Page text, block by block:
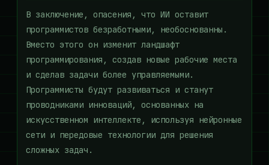
В заключение, опасения, что ИИ оставит
программистов безработными, необоснованны.
Вместо этого он изменит ландшафт
программирования, создав новые рабочие места
и сделав задачи более управляемыми.
Программисты будут развиваться и станут
проводниками инноваций, основанных на
искусственном интеллекте, используя нейронные
сети и передовые технологии для решения
сложных задач.